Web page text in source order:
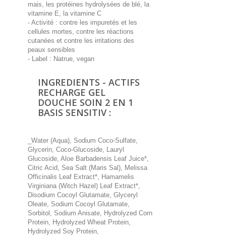
mais, les protéines hydrolysées de blé, la
vitamine E, la vitamine C
- Activité : contre les impuretés et les
cellules mortes, contre les réactions
cutanées et contre les irritations des
peaux sensibles
- Label : Natrue, vegan
INGREDIENTS - ACTIFS
RECHARGE GEL
DOUCHE SOIN 2 EN 1
BASIS SENSITIV :
_Water (Aqua), Sodium Coco-Sulfate,
Glycerin, Coco-Glucoside, Lauryl
Glucoside, Aloe Barbadensis Leaf Juice*,
Citric Acid, Sea Salt (Maris Sal), Melissa
Officinalis Leaf Extract*, Hamamelis
Virginiana (Witch Hazel) Leaf Extract*,
Disodium Cocoyl Glutamate, Glyceryl
Oleate, Sodium Cocoyl Glutamate,
Sorbitol, Sodium Anisate, Hydrolyzed Corn
Protein, Hydrolyzed Wheat Protein,
Hydrolyzed Soy Protein,